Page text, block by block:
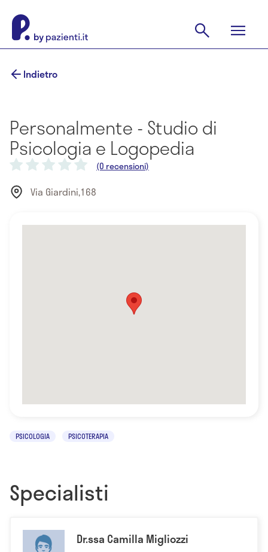
Indietro
Personalmente - Studio di
Psicologia e Logopedia
(0 recensioni)
Via Giardini,168
PSICOLOGIA PSICOTERAPIA
Specialisti
Dr.ssa Camilla Migliozzi